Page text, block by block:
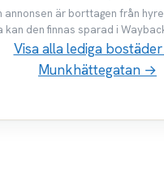
annonsen är borttagen från
kan den finnas sparad i
Visa alla lediga
Munkhättegatan →